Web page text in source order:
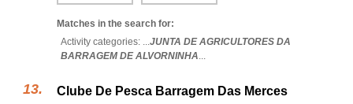
Matches in the search for:
Activity categories: ...JUNTA DE AGRICULTORES DA
BARRAGEM DE ALVORNINHA...
Clube De Pesca Barragem Das Merces